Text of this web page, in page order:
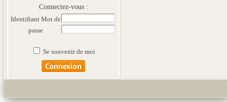
Connectez-vous :
Identifiant Mot de
passe
Se souvenir de moi